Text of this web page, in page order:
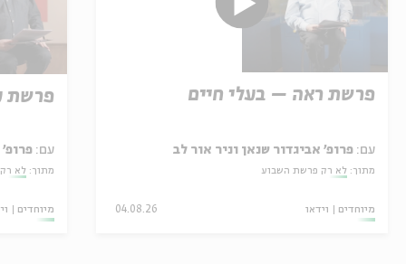
פרשת ראה – בעלי חיים
עם: פרופ' אביגדור שנאן וניר אור לב
מתוך: לא רק פרשת השבוע
מיוחדים וידאו 04.08.26
פרשת
עם: פרופ'
מתוך: לא
מיוחדים